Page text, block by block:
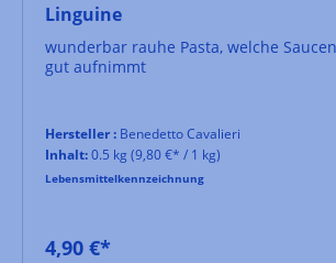
Linguine
wunderbar rauhe Pasta, welche
gut aufnimmt
Hersteller : Benedetto Cavalieri
Inhalt:0.5 kg (9,80 €* / 1 kg)
Lebensmittelkennzeichnung
4,90 €*